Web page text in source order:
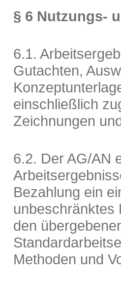
§ 6 Nutzungs-
6.1.
Gutachten,
einschließlich
Zeichnungen
6.2. Der AG/AN
Bezahlung ein
unbeschränktes
den
Methoden und